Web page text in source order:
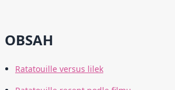
OBSAH
Ratatouille versus lilek